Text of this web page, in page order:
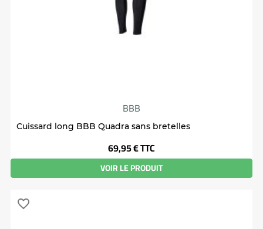
BBB
Cuissard long BBB Quadra sans bretelles
Prix
69,95 €TTC
VOIR LE PRODUIT
favorite_border